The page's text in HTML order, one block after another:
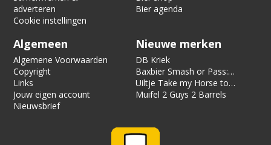
adverteren
Cookie instellingen
Bier agenda
Algemeen
Algemene Voorwaarden
Copyright
Links
Jouw eigen account
Nieuwsbrief
Nieuwe merken
DB Kriek
Baxbier Smash or Pass:
Strata
Uiltje Take my Horse to
the Hotel Room
Muifel 2 Guys 2 Barrels